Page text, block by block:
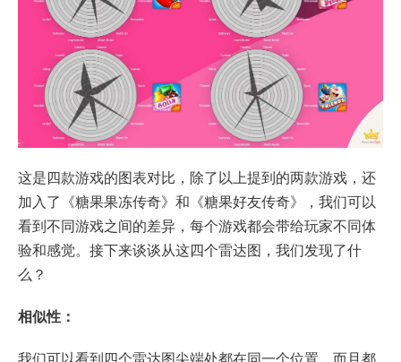
这是四款游戏的图表对比，除了以上提到的两款游戏，还
加入了《糖果果冻传奇》和《糖果好友传奇》，我们可以
看到不同游戏之间的差异，每个游戏都会带给玩家不同体
验和感觉。接下来谈谈从这四个雷达图，我们发现了什
么？
相似性：
我们可以看到四个雷达图尖端处都在同一个位置，而且都